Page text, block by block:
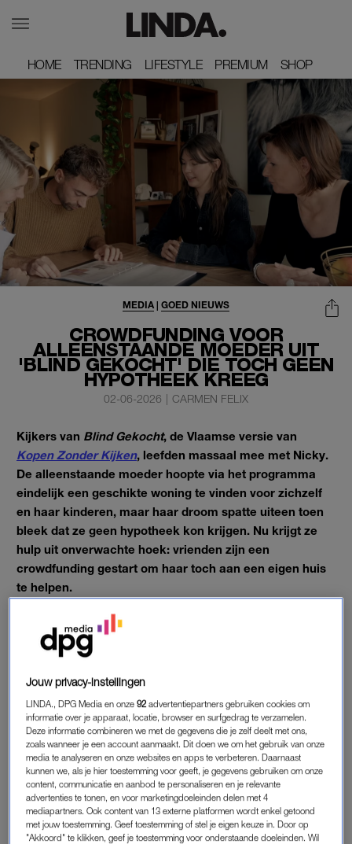
HOME
HOME TRENDING
TRENDING LIFESTYLE
LIFESTYLE PREMIUM
PREMIUM SHOP
SHOP
CROWDFUNDING VOOR
ALLEENSTAANDE MOEDER UIT
'BLIND GEKOCHT' DIE TOCH GEEN
HYPOTHEEK KREEG
MEDIA | GOED NIEUWS
02-06-2026 | CARMEN FELIX
Kijkers van Blind Gekocht, de Vlaamse versie van
Kopen Zonder Kijken, leefden massaal mee met Nicky.
De alleenstaande moeder hoopte via het programma
eindelijk een geschikte woning te vinden voor zichzelf
en haar kinderen, maar haar droom spatte uiteen toen
bleek dat ze geen hypotheek kon krijgen. Nu krijgt ze
hulp uit onverwachte hoek: vrienden zijn een
crowdfunding gestart om haar toch aan een eigen huis
te helpen.
Nicky (44) maakte dit seizoen veel indruk met haar verhaal. Ze
woont momenteel in een klein huurappartement dat eigenlijk
Idara (20) en Zoran (15) bij haar zijn, slaapt ze zelf op de bank,
omdat er niet genoeg slaapkamers zijn.
Volgens de initiatiefnemers vande crowdfundingheeft ze
ongeveer 20.000 euro eigen inbreng nodig, is bijHLNte lezen.
“We hopen samen Nicky en haar kinderen een echte kans op
een stabiel thuis te kunnen geven”, schrijven zij op de
crowdfundingpagina.
Jouw privacy-instellingen
LINDA., DPG Media en onze92 advertentiepartners gebruiken cookies om
informatie over je apparaat, locatie, browser en surfgedrag te verzamelen.
Deze informatie combineren we met de gegevens die je zelf deelt met ons,
zoals wanneer je een account aanmaakt. Dit doen we om het gebruik van onze
media te analyseren en onze websites en apps te verbeteren. Daarnaast
kunnen we, als je hier toestemming voor geeft, je gegevens gebruiken om onze
content, communicatie en aanbod te personaliseren en je relevante
advertenties te tonen, en voor marketingdoeleinden delen met 4
mediapartners. Ook content van 13 externe platformen wordt enkel getoond
met jouw toestemming. Geef toestemming of stel je eigen keuze in. Door op
"Akkoord" te klikken, geef je toestemming voor onderstaande doeleinden. Wil